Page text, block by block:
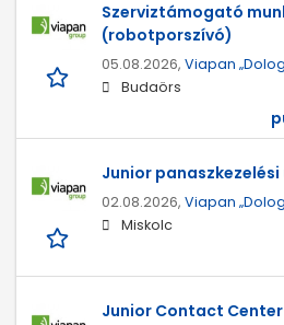
Szerviztámogató
(robotporszívó)
05.08.2026, Viapan
Budaörs
Junior
02.08.2026, Viapan
Miskolc
Junior Contact